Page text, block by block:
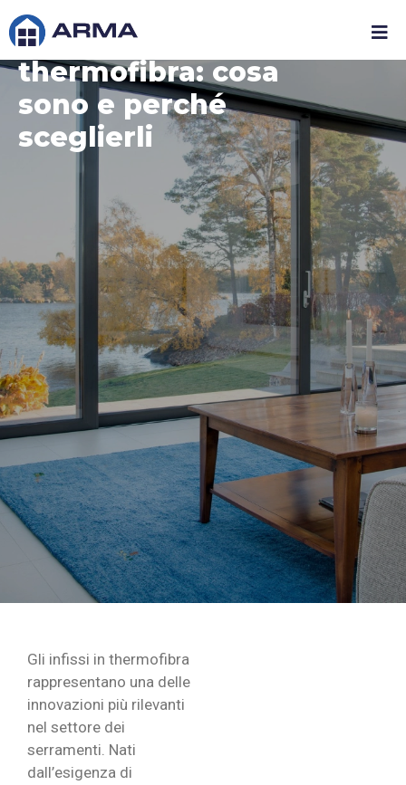
Infissi in
thermofibra: cosa
sono e perché
sceglierli
Gli infissi in thermofibra
rappresentano una delle
innovazioni più rilevanti
nel settore dei
serramenti. Nati
dall’esigenza di